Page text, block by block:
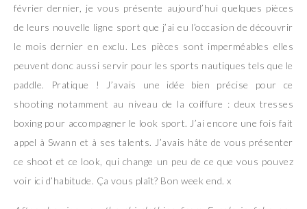
février dernier, je vous présente aujourd’hui quelques pièces
de leurs nouvelle ligne sport que j’ai eu l’occasion de découvrir
le mois dernier en exclu. Les pièces sont imperméables elles
peuvent donc aussi servir pour les sports nautiques tels que le
paddle. Pratique ! J’avais une idée bien précise pour ce
shooting notamment au niveau de la coiffure : deux tresses
boxing pour accompagner le look sport. J’ai encore une fois fait
appel à Swann et à ses talents. J’avais hâte de vous présenter
ce shoot et ce look, qui change un peu de ce que vous pouvez
voir ici d’habitude. Ça vous plaît? Bon week end. x